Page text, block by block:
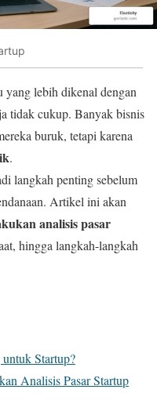
yang lebih dikenal dengan
tidak cukup. Banyak bisnis
buruk, tetapi karena
.
langkah penting sebelum
Artikel ini akan
analisis pasar
hingga langkah-langkah
Startup?
Analisis Pasar Startup